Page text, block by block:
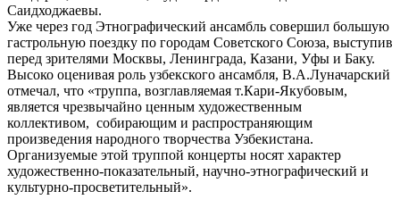
Саидходжаевы.
Уже через год Этнографический ансамбль совершил большую
гастрольную поездку по городам Советского Союза, выступив
перед зрителями Москвы, Ленинграда, Казани, Уфы и Баку.
Высоко оценивая роль узбекского ансамбля, В.А.Луначарский
отмечал, что «труппа, возглавляемая т.Кари-Якубовым,
является чрезвычайно ценным художественным
коллективом, соби­рающим и распространяющим
произведения народного творчества Узбекистана.
Организуемые этой труппой кон­церты носят характер
художественно-показательный, научно-этнографический и
культурно-просветительный».